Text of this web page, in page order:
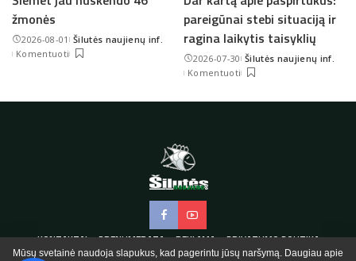
žmonės
2026-08-01 Posted
by
Šilutės naujienų inf.
Komentuoti
pareigūnai stebi situaciją ir
ragina laikytis taisyklių
2026-07-30Posted
by
Šilutės naujienų inf.
Komentuoti
KONTAKTAI PRENUMERATA REKLAMA PRIVATUMO POLITIKA
Mūsų svetainė naudoja slapukus, kad pagerintu jūsų naršymą. Daugiau apie